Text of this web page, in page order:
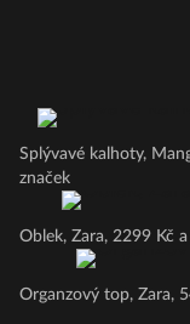
Splývavé kalhoty,
značek
Oblek, Zara, 2299 Kč
Organzový top, Zara,